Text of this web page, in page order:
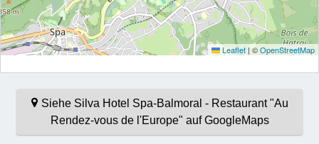
Leaflet | ©OpenStreetMap
Siehe Silva Hotel Spa-Balmoral - Restaurant "Au
Rendez-vous de l'Europe" auf GoogleMaps